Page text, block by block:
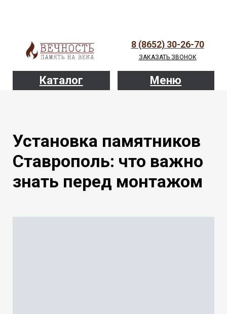
8 (8652) 30-26-70
ЗАКАЗАТЬ ЗВОНОК
Каталог Меню
Установка памятников
Ставрополь: что важно
знать перед монтажом